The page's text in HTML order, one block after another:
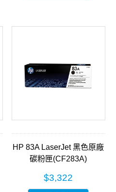
HP 83A LaserJet 黑色原廠
碳粉匣(CF283A)
$3,322